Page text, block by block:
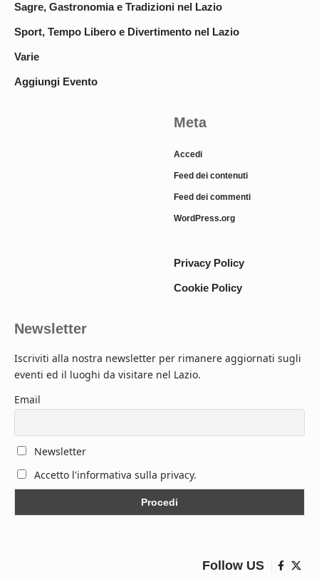
Sagre, Gastronomia e Tradizioni nel Lazio
Sport, Tempo Libero e Divertimento nel Lazio
Varie
Aggiungi Evento
Meta
Accedi
Feed dei contenuti
Feed dei commenti
WordPress.org
Privacy Policy
Cookie Policy
Newsletter
Iscriviti alla nostra newsletter per rimanere aggiornati sugli
eventi ed il luoghi da visitare nel Lazio.
Email
Newsletter
Accetto l'informativa sulla privacy.
Follow US